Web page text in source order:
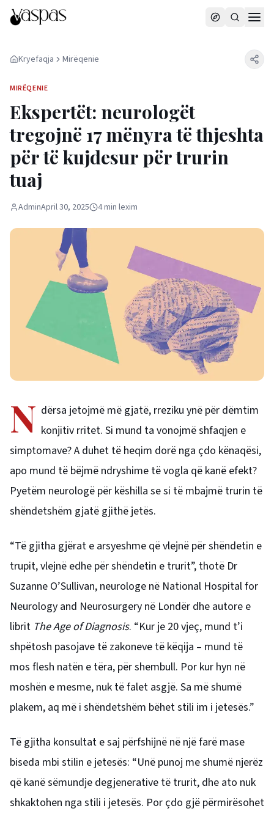
Kryefaqja Mirëqenie
MIRËQENIE
Ekspertët: neurologët
tregojnë 17 mënyra të thjeshta
për të kujdesur për trurin
tuaj
AdminApril 30, 2025 4min lexim
N dërsa jetojmë më gjatë, rreziku ynë për dëmtim
konjitiv rritet. Si mund ta vonojmë shfaqjen e
simptomave? A duhet të heqim dorë nga çdo kënaqësi,
apo mund të bëjmë ndryshime të vogla që kanë efekt?
Pyetëm neurologë për këshilla se si të mbajmë trurin të
shëndetshëm gjatë gjithë jetës.
“Të gjitha gjërat e arsyeshme që vlejnë për shëndetin e
trupit, vlejnë edhe për shëndetin e trurit”, thotë Dr
Suzanne O’Sullivan, neurologe në National Hospital for
Neurology and Neurosurgery në Londër dhe autore e
librit The Age of Diagnosis. “Kur je 20 vjeç, mund t’i
shpëtosh pasojave të zakoneve të këqija – mund të
mos flesh natën e tëra, për shembull. Por kur hyn në
moshën e mesme, nuk të falet asgjë. Sa më shumë
plakem, aq më i shëndetshëm bëhet stili im i jetesës.”
Të gjitha konsultat e saj përfshijnë në një farë mase
biseda mbi stilin e jetesës: “Unë punoj me shumë njerëz
që kanë sëmundje degjenerative të trurit, dhe ato nuk
shkaktohen nga stili i jetesës. Por çdo gjë përmirësohet